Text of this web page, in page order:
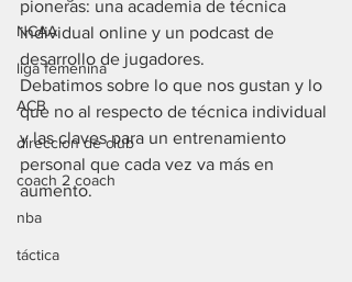
NCAA
liga femenina
ACB
direccion de club
coach 2 coach
nba
táctica
pioneras: una academia de técnica
individual online y un podcast de
desarrollo de jugadores.
Debatimos sobre lo que nos gustan y lo
que no al respecto de técnica individual
y las claves para un entrenamiento
personal que cada vez va más en
aumento.